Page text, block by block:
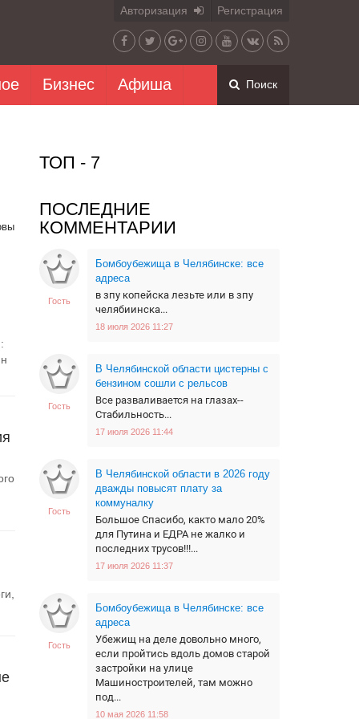
Авторизация Регистрация
Бизнес Афиша Поиск
ТОП - 7
ПОСЛЕДНИЕ
КОММЕНТАРИИ
Гость
Бомбоубежища в Челябинске: все
адреса
в зпу копейска лезьте или в зпу
челябиинска...
18 июля 2026 11:27
Гость
В Челябинской области цистерны с
бензином сошли с рельсов
Все разваливается на глазах--
Стабильность...
17 июля 2026 11:44
Гость
В Челябинской области в 2026 году
дважды повысят плату за
коммуналку
Большое Спасибо, както мало 20%
для Путина и ЕДРА не жалко и
последних трусов!!!...
17 июля 2026 11:37
Гость
Бомбоубежища в Челябинске: все
адреса
Убежищ на деле довольно много,
если пройтись вдоль домов старой
застройки на улице
Машиностроителей, там можно
под...
10 мая 2026 11:58